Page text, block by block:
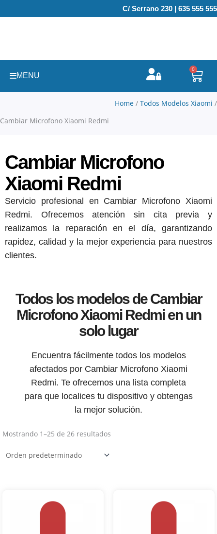
al
C/ Serrano 230 | 635 555 555
MENU
0
Home / Todos Modelos Xiaomi /
Cambiar Microfono Xiaomi Redmi
Cambiar Microfono
Xiaomi Redmi
Servicio profesional en Cambiar Microfono Xiaomi
Redmi. Ofrecemos atención sin cita previa y
realizamos la reparación en el día, garantizando
rapidez, calidad y la mejor experiencia para nuestros
clientes.
Todos los modelos de Cambiar
Microfono Xiaomi Redmi en un
solo lugar
Encuentra fácilmente todos los modelos
afectados por Cambiar Microfono Xiaomi
Redmi. Te ofrecemos una lista completa
para que localices tu dispositivo y obtengas
la mejor solución.
Mostrando 1–25 de 26 resultados